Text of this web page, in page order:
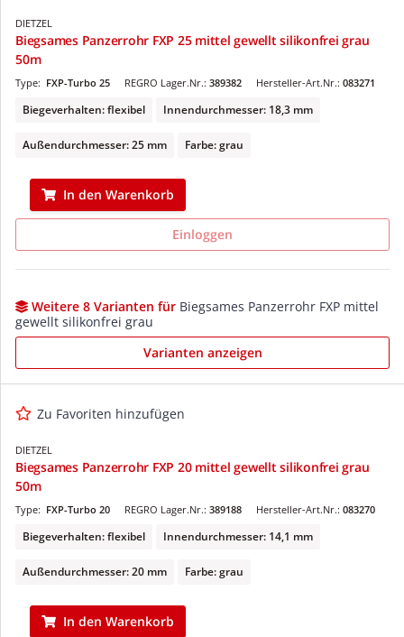
DIETZEL
Biegsames Panzerrohr FXP 25 mittel gewellt silikonfrei grau
50m
REGRO Lager.Nr.: 389382
Type: FXP-Turbo 25 Hersteller-Art.Nr.: 083271
Biegeverhalten: flexibel Innendurchmesser: 18,3 mm
Außendurchmesser: 25 mm Farbe: grau
In den Warenkorb
Einloggen
Weitere 8 Varianten für Biegsames Panzerrohr FXP mittel
gewellt silikonfrei grau
Varianten anzeigen
Zu Favoriten hinzufügen
DIETZEL
Biegsames Panzerrohr FXP 20 mittel gewellt silikonfrei grau
50m
REGRO Lager.Nr.: 389188
Type: FXP-Turbo 20 Hersteller-Art.Nr.: 083270
Biegeverhalten: flexibel Innendurchmesser: 14,1 mm
Außendurchmesser: 20 mm Farbe: grau
In den Warenkorb